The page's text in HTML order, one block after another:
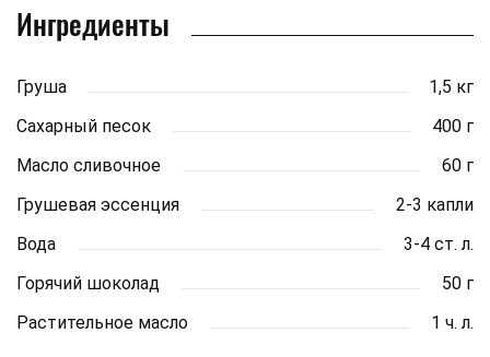
Ингредиенты
Груша
1,5 кг
Сахарный песок
400 г
Масло сливочное
60 г
Грушевая эссенция
2-3 капли
Вода
3-4 ст. л.
Горячий шоколад
50 г
Растительное масло
1 ч. л.